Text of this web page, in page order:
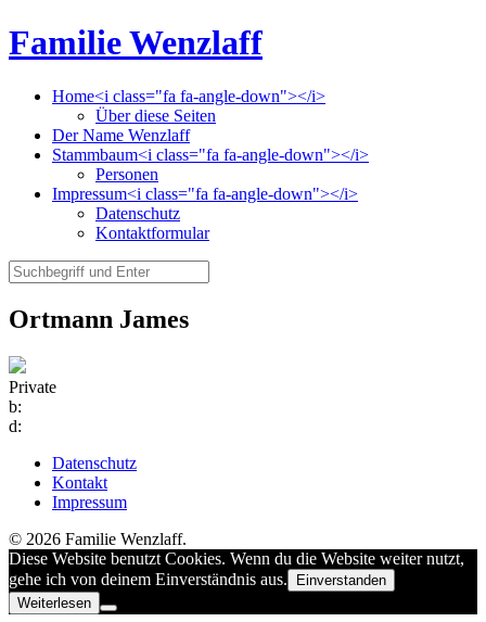
Familie Wenzlaff
Home<i class="fa fa-angle-down"></i>
Über diese Seiten
Der Name Wenzlaff
Stammbaum<i class="fa fa-angle-down"></i>
Personen
Impressum<i class="fa fa-angle-down"></i>
Datenschutz
Kontaktformular
Ortmann James
Private
b:
d:
Datenschutz
Kontakt
Impressum
© 2026 Familie Wenzlaff.
Diese Website benutzt Cookies. Wenn du die Website weiter nutzt,
gehe ich von deinem Einverständnis aus.
Einverstanden
Weiterlesen